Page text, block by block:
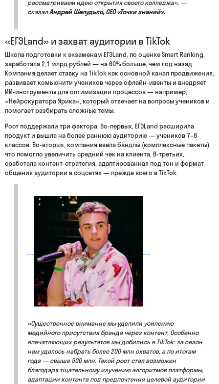
рассматриваем идею открытия своего колледжа», —
сказалАндрей Шелудько, СЕО «Точки знаний».
«ЕГЭLand» и захват аудитории в TikTok
Школа подготовки к экзаменам ЕГЭLand, по оценке Smart Ranking,
заработала 2,1 млрд рублей — на 60% больше, чем год назад.
Компания делает ставку на TikTok как основной канал продвижения,
развивает комьюнити учеников через офлайн-ивенты и внедряет
ИИ-инструменты для оптимизации процессов — например,
«Нейрокуратора Ярика», который отвечает на вопросы учеников и
помогает разбирать сложные темы.
Рост поддержали три фактора. Во-первых, ЕГЭLand расширила
продукт и вышла на более раннюю аудиторию — учеников 7–8
классов. Во-вторых, компания ввела бандлы (комплексные пакеты),
что помогло увеличить средний чек на клиента. В-третьих,
сработала контент-стратегия, адаптированная под тон и формат
общения аудитории в соцсетях — прежде всего в TikTok.
«Существенное внимание мы уделили усилению
медийного присутствия бренда через контент. Особенно
впечатляющих результатов мы добились в TikTok: за сезон
нам удалось набрать более 200 млн охватов, а по итогам
года — свыше 500 млн. Такой рост стал возможен
благодаря тщательному изучению алгоритмов платформы,
адаптации контента под предпочтения целевой аудитории